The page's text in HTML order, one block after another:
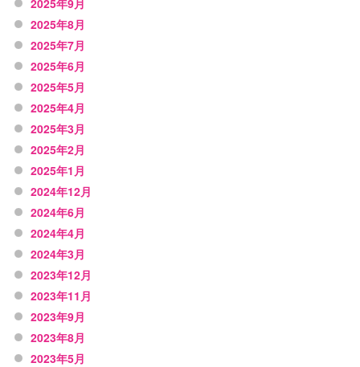
2025年8月
2025年7月
2025年6月
2025年5月
2025年4月
2025年3月
2025年2月
2025年1月
2024年12月
2024年6月
2024年4月
2024年3月
2023年12月
2023年11月
2023年9月
2023年8月
2023年5月